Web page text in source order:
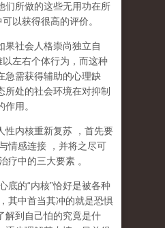
们所做的这些无用功在所
可以获得很高的评价。
果社会人格崇尚独立自
以左右个体行为，而这种
急需获得辅助的心理缺
所处的社会环境在对抑制
用。
性内核重新复苏
，首先要
情感连接
，并将之尽可
疗中的三大要素 。
底的“内核”恰好是被各种
，其中首当其冲的就是恐惧
解到自己怕的究竟是什